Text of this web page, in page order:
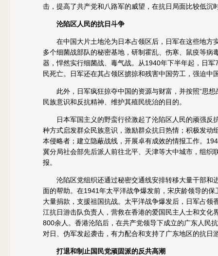
击，提高了共产党和八路军的威望，在抗日局面比较低沉
沦陷区人民的抗日斗争
在中国大片土地沦为日本占领区后，日军在这些地方
多个细菌战部队的秘密基地，研制霍乱、伤寒、鼠疫等病
器，悍然实行细菌战、毒气战。从1940年下半年起，日
民死亡。日军还在其占领区掳掠和残害中国劳工，强迫中
此外，日军疯狂掠夺中国的资源与财富，并按照“思想
民族意识和反抗精神、维护其殖民统治的目的。
日本军国主义的野蛮行径激起了沦陷区人民的顽强反
种方式启发群众民族意识，激励群众抗日热情；积极发
本侵略者；建立隐蔽战线，开展卓有成效的情报工作。
冀分局社会部先后派人前往北平、天津等大中城市，组
报。
沦陷区党组织还通过秘密交通线安排转移大量干部和
面的帮助。在1941年太平洋战争爆发前，宋庆龄领导的
大量捐款，支援祖国抗战。太平洋战争爆发后，日军占
江抗日游击队负责人，营救在香港的爱国民主人士和文
800余人。香港沦陷后，在共产党领导下成立的广东人民
对日、伪军发起袭击，有力配合和支持了广东地区的抗日
打退和制止国民党顽固派的反共高潮